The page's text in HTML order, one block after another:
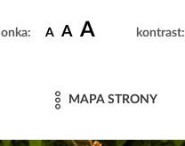
A A A kontrast:
MAPA STRONY